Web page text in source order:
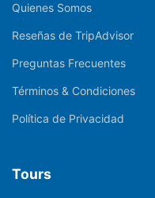
Quienes Somos
Reseñas de TripAdvisor
Preguntas Frecuentes
Términos & Condiciones
Política de Privacidad
Tours